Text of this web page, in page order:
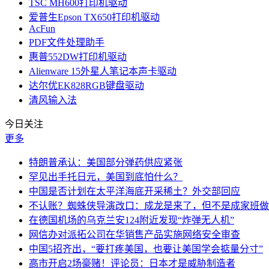
TSC MH600打印机驱动
爱普生Epson TX650打印机驱动
AcFun
PDF文件处理助手
惠普552DW打印机驱动
Alienware 15外星人笔记本声卡驱动
达尔优EK828RGB键盘驱动
清风输入法
今日关注
更多
特朗普承认：美国部分弹药供应紧张
罕见出手托日元，美国到底怕什么？
中国是否计划在太平洋海底开采稀土？外交部回应
不认账？蜘蛛侠导演改口：成龙是来了，但不是成家班
在德国机场的乌克兰安124附近发现“炸弹无人机”
网信办对派拓公司在华销售产品实施网络安全审查
中国5招齐出，“要打疼美国，也要让美国学会掂量分寸”
高市开启2场豪赌！评论员：日本才是威胁制造者